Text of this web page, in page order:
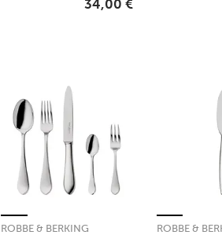
34,00 €
ROBBE & BERKING ROBBE &